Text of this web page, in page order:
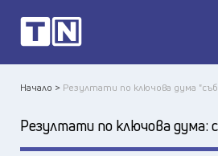
Начало > Резултати по ключова дума
Резултати по ключова дума: